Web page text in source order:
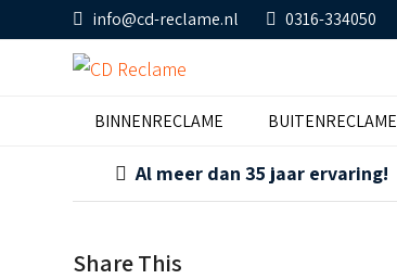
info@cd-reclame.nl 0316-334050
BINNENRECLAME BUITENRECLAME
Al meer dan 35 jaar ervaring!
Share This